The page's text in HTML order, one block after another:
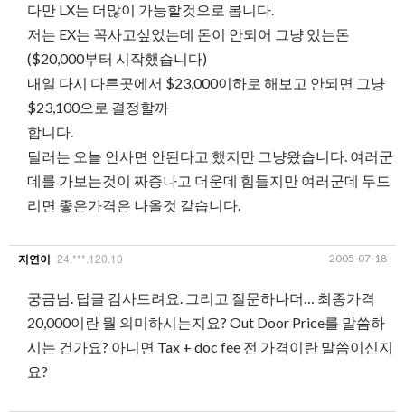
다만 LX는 더많이 가능할것으로 봅니다.
저는 EX는 꼭사고싶었는데 돈이 안되어 그냥 있는돈
($20,000부터 시작했습니다)
내일 다시 다른곳에서 $23,000이하로 해보고 안되면 그냥
$23,100으로 결정할까
합니다.
딜러는 오늘 안사면 안된다고 했지만 그냥왔습니다. 여러군
데를 가보는것이 짜증나고 더운데 힘들지만 여러군데 두드
리면 좋은가격은 나올것 같습니다.
지연이 24.***.120.10 2005-07-18
궁금님. 답글 감사드려요. 그리고 질문하나더… 최종가격
20,000이란 뭘 의미하시는지요? Out Door Price를 말씀하
시는 건가요? 아니면 Tax + doc fee 전 가격이란 말씀이신지
요?